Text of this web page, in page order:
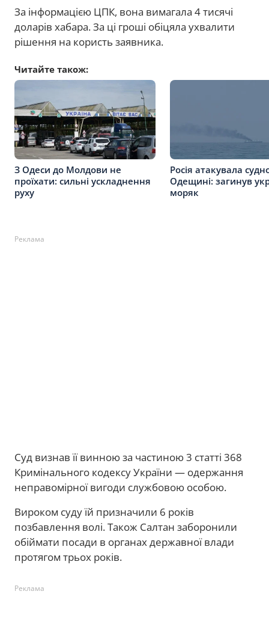
За інформацією ЦПК, вона вимагала 4 тисячі
доларів хабара. За ці гроші обіцяла ухвалити
рішення на користь заявника.
Читайте також:
З Одеси до Молдови не
проїхати: сильні ускладнення
руху
Росія атакувала
Одещині: загинув
моряк
Реклама
Суд визнав її винною за частиною 3 статті 368
Кримінального кодексу України — одержання
неправомірної вигоди службовою особою.
Вироком суду їй призначили 6 років
позбавлення волі. Також Салтан заборонили
обіймати посади в органах державної влади
протягом трьох років.
Реклама